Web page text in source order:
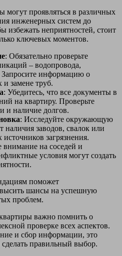
проявляться в различных
инженерных систем до
избежать неприятностей, стоит
ключевых моментов.
: Обязательно проверьте
– водопровода,
Запросите информацию о
замене труб.
: Убедитесь, что все документы в
на квартиру. Проверьте
и наличие долгов.
: Исследуйте окружающую
наличия заводов, свалок или
загрязнения.
внимание на соседей и
условия могут создать
поможет
шансы на успешную
проблем.
важно помнить о
проверке всех аспектов.
и сбор информации, это
правильный выбор.